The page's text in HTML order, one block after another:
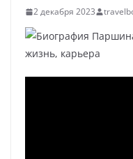
2 декабря 2023